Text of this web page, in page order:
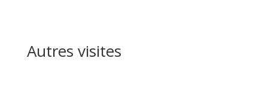
Autres visites